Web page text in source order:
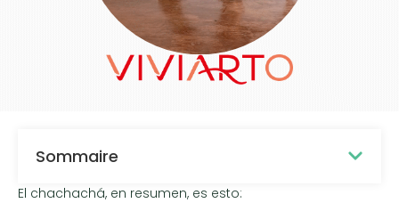
Sommaire
El chachachá, en resumen, es esto: